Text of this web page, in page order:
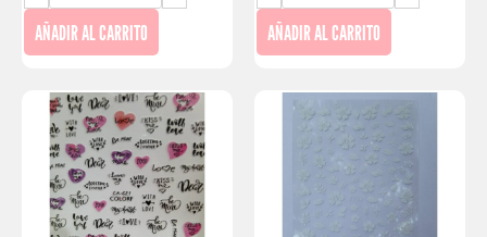
AÑADIR AL CARRITO AÑADIR AL CARRITO